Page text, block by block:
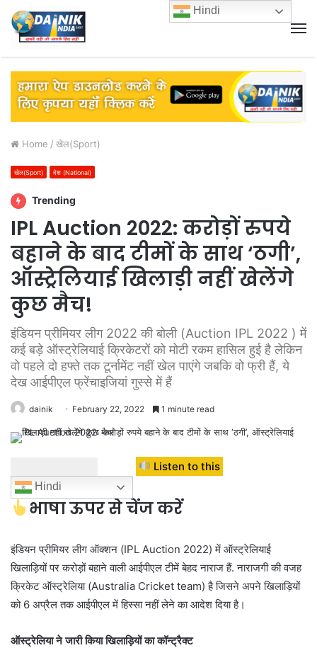
Home / खेल(Sport)
खेल(Sport) देश (National)
Trending
IPL Auction 2022: करोड़ों रुपये
बहाने के बाद टीमों के साथ ‘ठगी’,
ऑस्ट्रेलियाई खिलाड़ी नहीं खेलेंगे
कुछ मैच!
इंडियन प्रीमियर लीग 2022 की बोली (Auction IPL 2022 ) में
कई बड़े ऑस्ट्रेलियाई क्रिकेटरों को मोटी रकम हासिल हुई है लेकिन
वो पहले दो हफ्ते तक टूर्नामेंट नहीं खेल पाएंगे जबकि वो फ्री हैं, ये
देख आईपीएल फ्रेंचाइजियां गुस्से में हैं
dainik February 22, 2022 1 minute read
Listen to this
Hindi
भाषा ऊपर से चेंज करें
इंडियन प्रीमियर लीग ऑक्शन (IPL Auction 2022) में ऑस्ट्रेलियाई
खिलाड़ियों पर करोड़ों बहाने वाली आईपीएल टीमें बेहद नाराज हैं. नाराजगी की वजह
क्रिकेट ऑस्ट्रेलिया (Australia Cricket team) है जिसने अपने खिलाड़ियों
को 6 अप्रैल तक आईपीएल में हिस्सा नहीं लेने का आदेश दिया है।
ऑस्ट्रेलिया ने जारी किया खिलाड़ियों का कॉन्ट्रैक्ट
Hindi